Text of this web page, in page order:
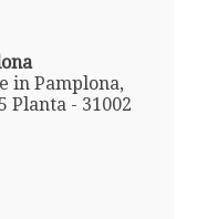
in Pamplona,
Planta - 31002